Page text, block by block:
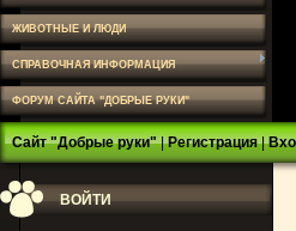
ЖИВОТНЫЕ И ЛЮДИ
СПРАВОЧНАЯ ИНФОРМАЦИЯ
ФОРУМ САЙТА "ДОБРЫЕ РУКИ"
Сайт "Добрые руки"|Регистрация|
ВОЙТИ